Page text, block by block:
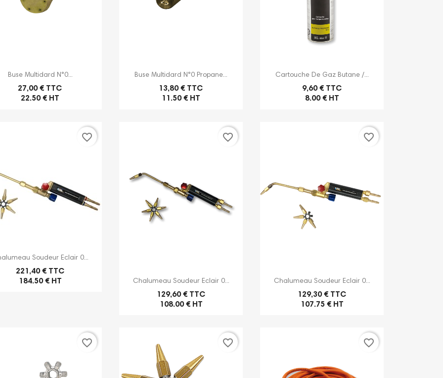
Aperçu rapide
Buse Multidard N°0...
27,00 € TTC
22.50 € HT
Aperçu rapide
Buse Multidard N°0 Propane...
13,80 € TTC
11.50 € HT
Aperçu rapide
Cartouche De Gaz Butane /...
9,60 € TTC
8.00 € HT
Aperçu rapide
Soudeur Eclair 0...
221,40 € TTC
184.50 € HT
favorite_border
Aperçu rapide
Chalumeau Soudeur Eclair 0...
129,60 € TTC
108.00 € HT
favorite_border
Aperçu rapide
Chalumeau Soudeur Eclair 0...
129,30 € TTC
107.75 € HT
favorite_border
favorite_border favorite_border favorite_border